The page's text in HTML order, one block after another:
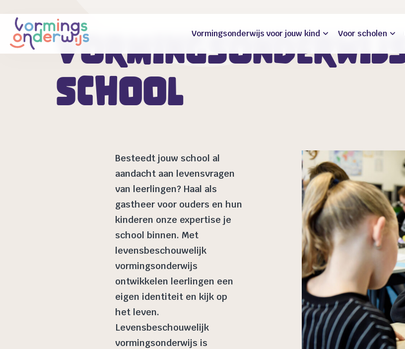
Vormingsonderwijs voor jouw kind Voor scholen
school
Besteedt jouw school al
aandacht aan levensvragen
van leerlingen? Haal als
gastheer voor ouders en hun
kinderen onze expertise je
school binnen. Met
levensbeschouwelijk
vormingsonderwijs
ontwikkelen leerlingen een
eigen identiteit en kijk op
het leven.
Levensbeschouwelijk
vormingsonderwijs is